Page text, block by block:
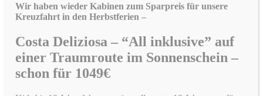
Wir haben wieder Kabinen zum Sparpreis für unsere
Kreuzfahrt in den Herbstferien –
Costa Deliziosa – “All inklusive” auf
einer Traumroute im Sonnenschein –
schon für 1049€